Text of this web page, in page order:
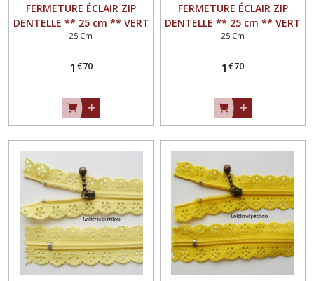
FERMETURE ÉCLAIR ZIP
DENTELLE ** 25 cm ** VERT
POMME - Non séparable
25 Cm
1 €70
FERMETURE ÉCLAIR ZIP
DENTELLE ** 25 cm ** VERT
ANIS FLUO - Non séparable
25 Cm
1 €70